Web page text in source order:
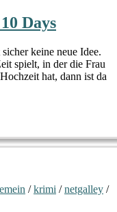
Days
keine neue Idee.
spielt, in der die Frau
hat, dann ist da
/krimi /netgalley /